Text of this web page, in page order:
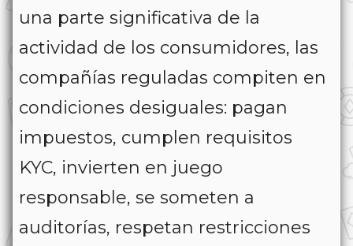
una parte significativa de la
actividad de los consumidores, las
compañías reguladas compiten en
condiciones desiguales: pagan
impuestos, cumplen requisitos
KYC, invierten en juego
responsable, se someten a
auditorías, respetan restricciones